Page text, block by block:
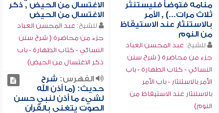
منامه فتوضأ فليستنثر
ثلاث مرات...) , الأمر
بالاستنثار عند الاستيقاظ
من النوم
للشيخ: عبد المحسن العباد
جزء من محاضرة ( شرح سنن
النسائي - كتاب الطهارة - باب
الأمر بالاستنثار - باب الأمر
بالاستنثار عند الاستيقاظ من
النوم)
الاغتسال من الحيض , ذكر
الاغتسال من الحيض
للشيخ: عبد المحسن العباد
جزء من محاضرة ( شرح سنن
النسائي - كتاب الطهارة - باب
ذكر الاغتسال من الحيض)
الفهرس: شرح
حديث: (ما أذن الله
لشيء ما أذن لنبي حسن
الصوت يتغنى بالقرآن